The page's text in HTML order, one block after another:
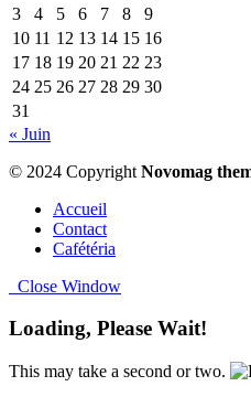
3
4 5 6 7 8
9
10 11 12 13 14 15 16
17 18 19 20 21 22 23
24 25 26 27 28 29 30
31
« Juin
© 2024 Copyright Novomag
Accueil
Contact
Cafétéria
Close Window
Loading, Please Wait!
This may take a second or two.